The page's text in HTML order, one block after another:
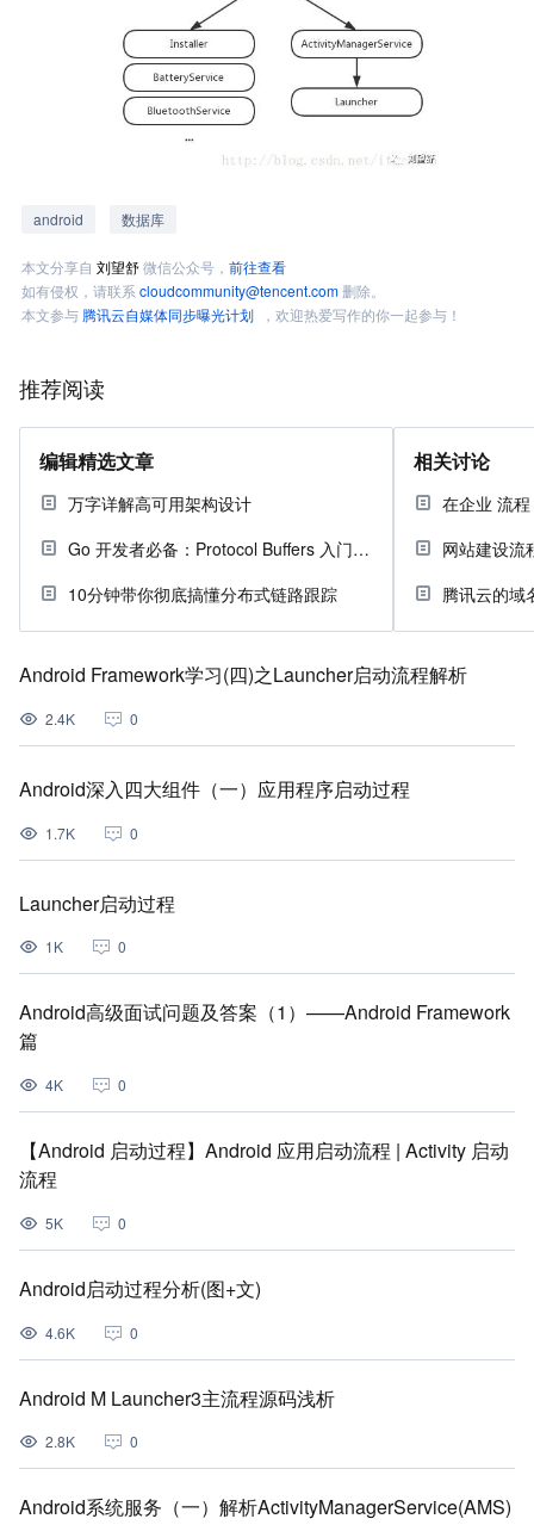
android 数据库
本文分享自 刘望舒微信公众号， 前往查看
如有侵权，请联系 cloudcommunity@tencent.com删除。
本文参与 腾讯云自媒体同步曝光计划 ，欢迎热爱写作的你一起参与！
推荐阅读
编辑精选文章
万字详解高可用架构设计
Go 开发者必备：Protocol Buffers 入门指南
10分钟带你彻底搞懂分布式链路跟踪
相关讨论
网站建设流
腾讯云的域
Android Framework学习(四)之Launcher启动流程解析
2.4K 0
Android深入四大组件（一）应用程序启动过程
1.7K 0
Launcher启动过程
1K 0
Android高级面试问题及答案（1）——Android Framework
篇
4K 0
【Android 启动过程】Android 应用启动流程 | Activity 启动
流程
5K 0
Android启动过程分析(图+文)
4.6K 0
Android M Launcher3主流程源码浅析
2.8K 0
Android系统服务（一）解析ActivityManagerService(AMS)